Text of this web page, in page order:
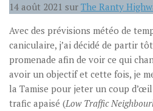
14 août 2021 sur The Ranty
Avec des prévisions météo de
caniculaire, j’ai décidé de partir
promenade afin de voir ce qui
avoir un objectif et cette fois, je
la Tamise pour jeter un coup
trafic apaisé (Low Traffic